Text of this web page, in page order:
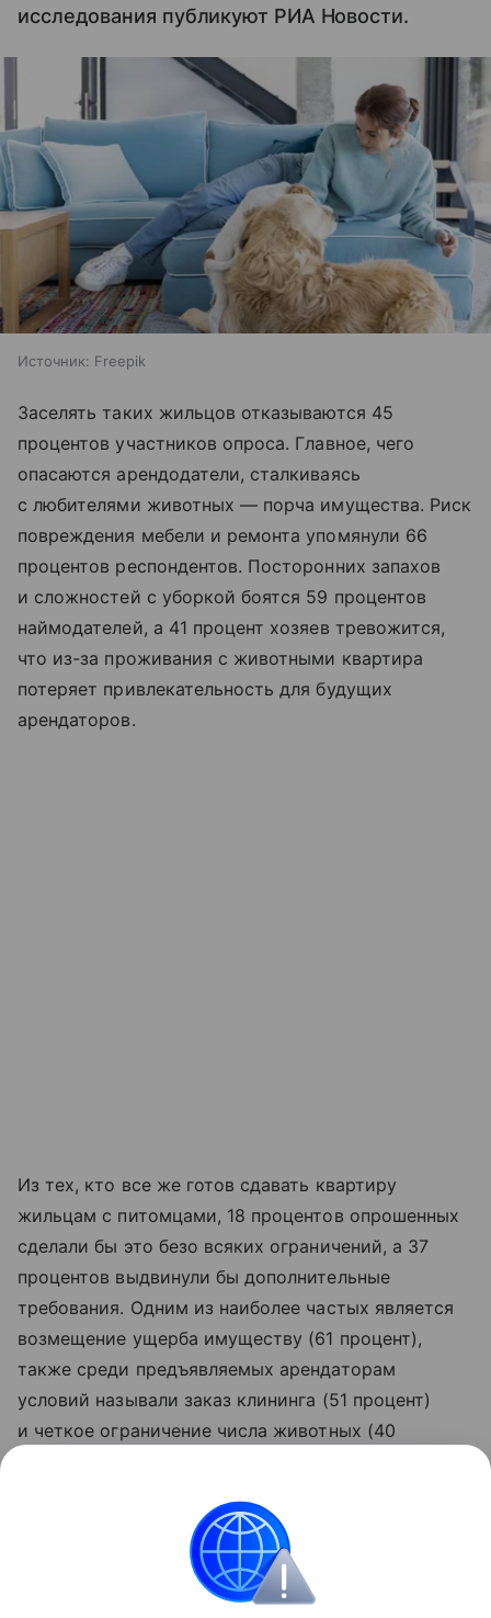
исследования публикуют РИА Новости.
Источник: Freepik
Заселять таких жильцов отказываются 45
процентов участников опроса. Главное, чего
опасаются арендодатели, сталкиваясь
с любителями животных — порча имущества. Риск
повреждения мебели и ремонта упомянули 66
процентов респондентов. Посторонних запахов
и сложностей с уборкой боятся 59 процентов
наймодателей, а 41 процент хозяев тревожится,
что из-за проживания с животными квартира
потеряет привлекательность для будущих
арендаторов.
Из тех, кто все же готов сдавать квартиру
жильцам с питомцами, 18 процентов опрошенных
сделали бы это безо всяких ограничений, а 37
процентов выдвинули бы дополнительные
требования. Одним из наиболее частых является
возмещение ущерба имуществу (61 процент),
также среди предъявляемых арендаторам
условий называли заказ клининга (51 процент)
и четкое ограничение числа животных (40
и подъем арендной платы на 10−20 процентов.